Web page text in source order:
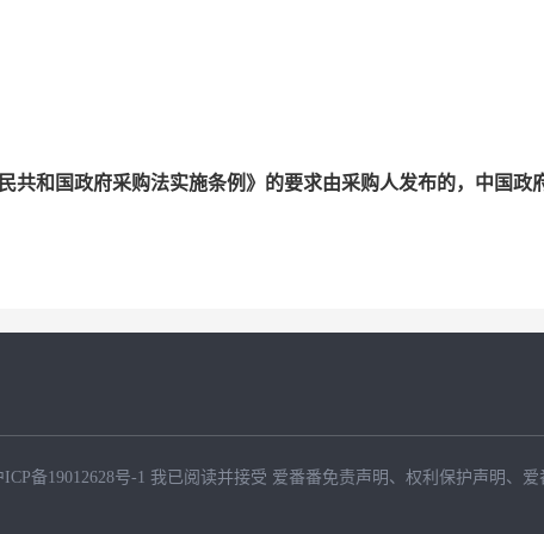
共和国政府采购法实施条例》的要求由采购人发布的，中国政
ICP备19012628号-1 我已阅读并接受 爱番番免责声明 、 权利保护声明 、 爱